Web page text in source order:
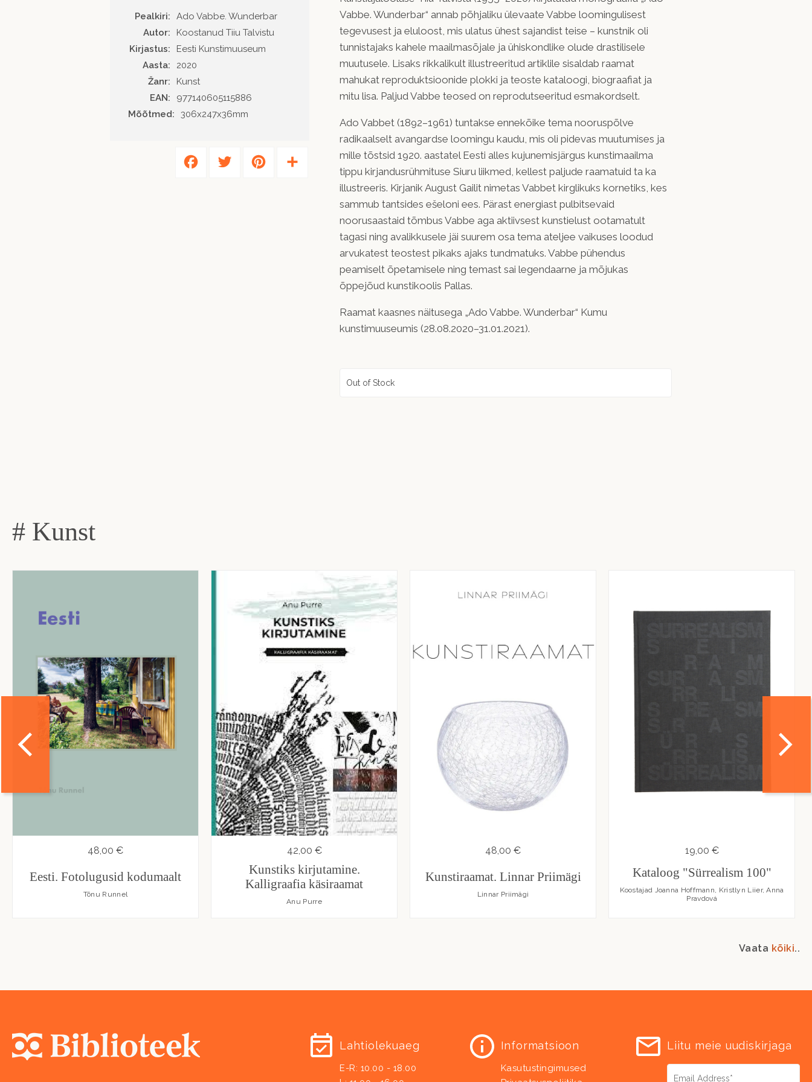
Vabbe. Wunderbar“ annab põhjaliku ülevaate Vabbe loomingulisest
tegevusest ja eluloost, mis ulatus ühest sajandist teise – kunstnik oli
tunnistajaks kahele maailmasõjale ja ühiskondlike olude drastilisele
muutusele. Lisaks rikkalikult illustreeritud artiklile sisaldab raamat
mahukat reproduktsioonide plokki ja teoste kataloogi, biograafiat ja
mitu lisa. Paljud Vabbe teosed on reprodutseeritud esmakordselt.
Ado Vabbet (1892–1961) tuntakse ennekõike tema nooruspõlve
radikaalselt avangardse loomingu kaudu, mis oli pidevas muutumises ja
mille tõstsid 1920. aastatel Eesti alles kujunemisjärgus kunstimaailma
tippu kirjandusrühmituse Siuru liikmed, kellest paljude raamatuid ta ka
illustreeris. Kirjanik August Gailit nimetas Vabbet kirglikuks kornetiks, kes
sammub tantsides ešeloni ees. Pärast energiast pulbitsevaid
noorusaastaid tõmbus Vabbe aga aktiivsest kunstielust ootamatult
tagasi ning avalikkusele jäi suurem osa tema ateljee vaikuses loodud
arvukatest teostest pikaks ajaks tundmatuks. Vabbe pühendus
peamiselt õpetamisele ning temast sai legendaarne ja mõjukas
õppejõud kunstikoolis Pallas.
Raamat kaasnes näitusega „Ado Vabbe. Wunderbar“ Kumu
kunstimuuseumis (28.08.2020–31.01.2021).
Pealkiri:
Ado Vabbe. Wunderbar
Autor
Koostanud Tiiu Talvistu
Kirjastus
Eesti Kunstimuuseum
Aasta
2020
Žanr
Kunst
EAN
977140605115886
Mõõtmed:
306x247x36mm
# Kunst
48,00 €
Eesti. Fotolugusid kodumaalt
Tõnu Runnel
42,00 €
Kunstiks kirjutamine.
Kalligraafia käsiraamat
Anu Purre
48,00 €
Kunstiraamat. Linnar Priimägi
Linnar Priimägi
19,00 €
Kataloog "Sürrealism 100"
Koostajad Joanna Hoffmann, Kristlyn Liier, Anna
Pravdová
Vaata kõiki..
Lahtiolekuaeg
E-R: 10.00 - 18.00
Informatsioon
Kasutustingimused
Liitu meie uudiskirjaga